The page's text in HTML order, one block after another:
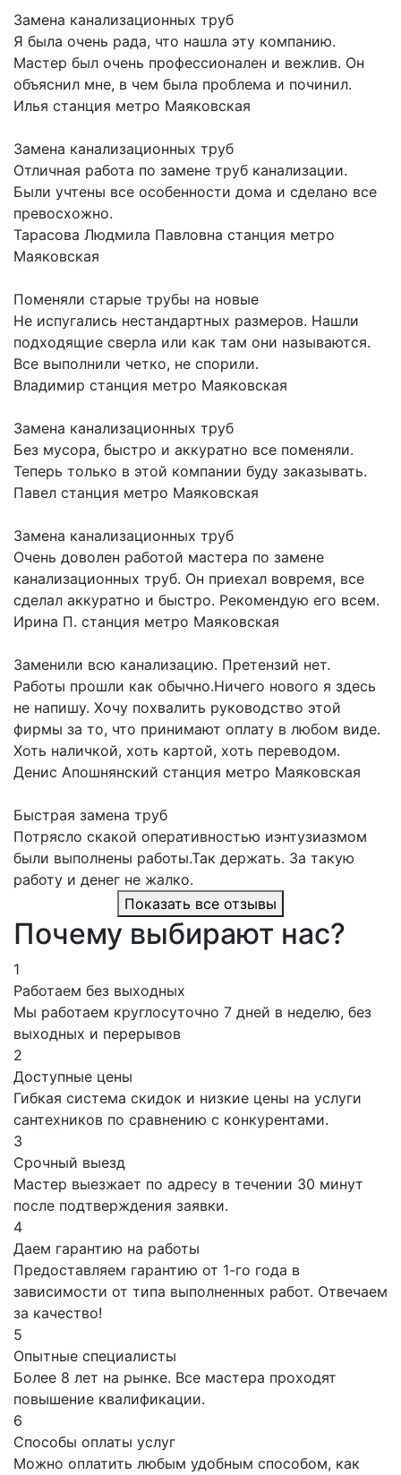
Замена канализационных труб
Я была очень рада, что нашла эту компанию.
Мастер был очень профессионален и вежлив. Он
объяснил мне, в чем была проблема и починил.
Илья станция метро Маяковская
Замена канализационных труб
Отличная работа по замене труб канализации.
Были учтены все особенности дома и сделано все
превосхожно.
Тарасова Людмила Павловна станция метро
Маяковская
Поменяли старые трубы на новые
Не испугались нестандартных размеров. Нашли
подходящие сверла или как там они называются.
Все выполнили четко, не спорили.
Владимир станция метро Маяковская
Замена канализационных труб
Без мусора, быстро и аккуратно все поменяли.
Теперь только в этой компании буду заказывать.
Павел станция метро Маяковская
Замена канализационных труб
Очень доволен работой мастера по замене
канализационных труб. Он приехал вовремя, все
сделал аккуратно и быстро. Рекомендую его всем.
Ирина П. станция метро Маяковская
Заменили всю канализацию. Претензий нет.
Работы прошли как обычно.Ничего нового я здесь
не напишу. Хочу похвалить руководство этой
фирмы за то, что принимают оплату в любом виде.
Хоть наличкой, хоть картой, хоть переводом.
Денис Апошнянский станция метро Маяковская
Быстрая замена труб
Потрясло скакой оперативностью иэнтузиазмом
были выполнены работы.Так держать. За такую
работу и денег не жалко.
Показать все отзывы
Почему выбирают нас?
1
Работаем без выходных
Мы работаем круглосуточно 7 дней в неделю, без
выходных и перерывов
2
Доступные цены
Гибкая система скидок и низкие цены на услуги
сантехников по сравнению с конкурентами.
3
Срочный выезд
Мастер выезжает по адресу в течении 30 минут
после подтверждения заявки.
4
Даем гарантию на работы
Предоставляем гарантию от 1-го года в
зависимости от типа выполненных работ. Отвечаем
за качество!
5
Опытные специалисты
Более 8 лет на рынке. Все мастера проходят
повышение квалификации.
6
Способы оплаты услуг
Можно оплатить любым удобным способом, как